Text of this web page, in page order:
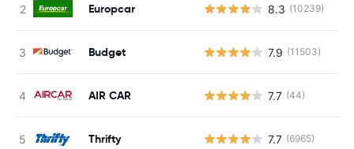
Europcar 8.3 (10239)
Budget 7.9 (11503)
AIR CAR 7.7 (44)
Thrifty 7.7 (6965)